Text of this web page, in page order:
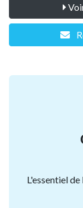
L'essentiel